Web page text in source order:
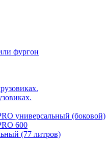
фургон
универсальный (боковой)
600
(77 литров)